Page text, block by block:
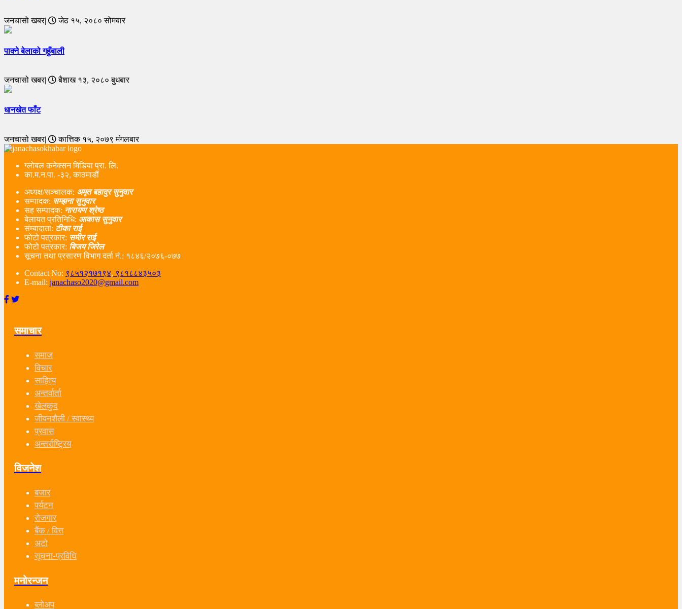
जनचासो खबर| जेठ १५, २०८० सोमबार
पाक्ने बेलाको गहुँबाली
जनचासो खबर| बैशाख १३, २०८० बुधबार
धानखेत फाँट
जनचासो खबर| कात्तिक १५, २०७९ मंगलबार
ग्लोबल कनेक्सन मिडिया प्रा. लि.
का.म.न.पा. -३२, काठमाडौं
अध्यक्ष/सञ्चालक: अमृत बहादुर सुनुवार
सम्पादक: सम्झना सुनुवार
सह सम्पादक: नारायण श्रेष्ठ
बेलायत प्रतिनिधि: आकास सुनुवार
संम्बादाता: टीका राई
फोटो पत्रकार: समीर राई
फोटो पत्रकार: बिजय जिरेल
सूचना तथा प्रसारण विभाग दर्ता नं‌.: १८४६/२०७६-०७७
Contact No: ९८५१२१७१९४, ९८१८८४३५०३
E-mail: janachaso2020@gmail.com
समाचार
समाज
विचार
साहित्य
अन्तर्वार्ता
खेलकुद
जीवनशैली / स्वास्थ्य
प्रवास
अन्तर्राष्ट्रिय
विजनेश
बजार
पर्यटन
रोजगार
बैंक / वित्त
अटो
सूचना-प्रविधि
मनोरन्जन
ब्लोअप